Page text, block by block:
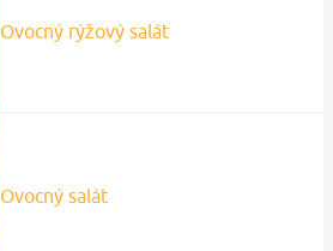
Ovocný rýžový salát
Ovocný salát